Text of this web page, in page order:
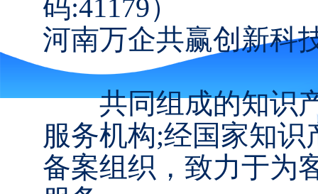
码:41179）
河南万企共赢创新科
共同组成的知识产
服务机构;经国家知
备案组织，致力于为